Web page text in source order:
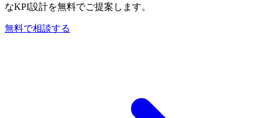
なKPI設計を無料でご提案します。
無料で相談する